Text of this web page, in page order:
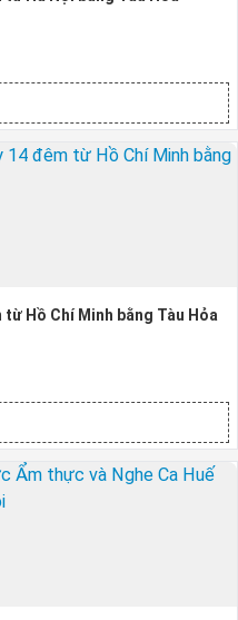
Hồ Chí Minh bằng Tàu Hỏa